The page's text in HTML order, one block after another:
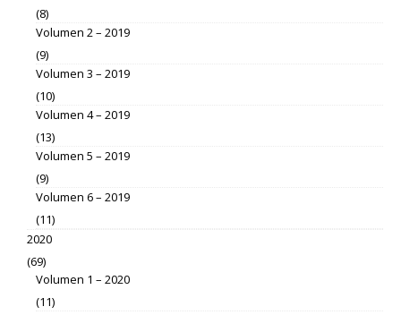
(8)
Volumen 2 – 2019
(9)
Volumen 3 – 2019
(10)
Volumen 4 – 2019
(13)
Volumen 5 – 2019
(9)
Volumen 6 – 2019
(11)
2020
(69)
Volumen 1 – 2020
(11)